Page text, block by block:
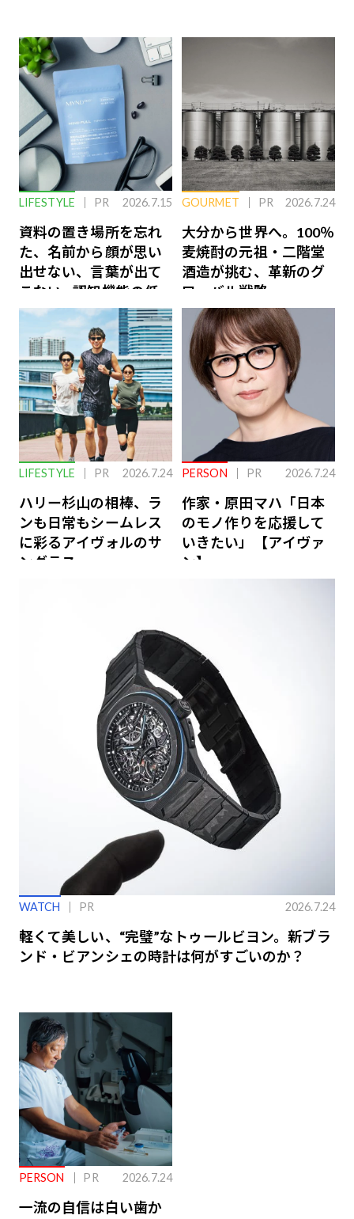
LIFESTYLE PR 2026.7.15
資料の置き場所を忘れ
た、名前から顔が思い
出せない、言葉が出て
こない…認知機能の低
下を救う、脳のインナ
ーケアとは
GOURMET PR 2026.7.24
大分から世界へ。100％
麦焼酎の元祖・二階堂
酒造が挑む、革新のグ
ローバル戦略
LIFESTYLE PR 2026.7.24
ハリー杉山の相棒、ラ
ンも日常もシームレス
に彩るアイヴォルのサ
ングラス
PERSON PR 2026.7.24
作家・原田マハ「日本
のモノ作りを応援して
いきたい」【アイヴァ
ン】
WATCH PR 2026.7.24
軽くて美しい、“完璧”なトゥールビヨン。新ブラ
ンド・ビアンシェの時計は何がすごいのか？
PERSON PR 2026.7.24
一流の自信は白い歯か